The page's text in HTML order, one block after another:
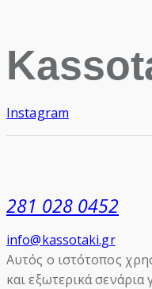
Instagram
281 028 0452
info@kassotaki.gr
Αυτός ο ιστότοπος
και εξωτερικά σενάρια